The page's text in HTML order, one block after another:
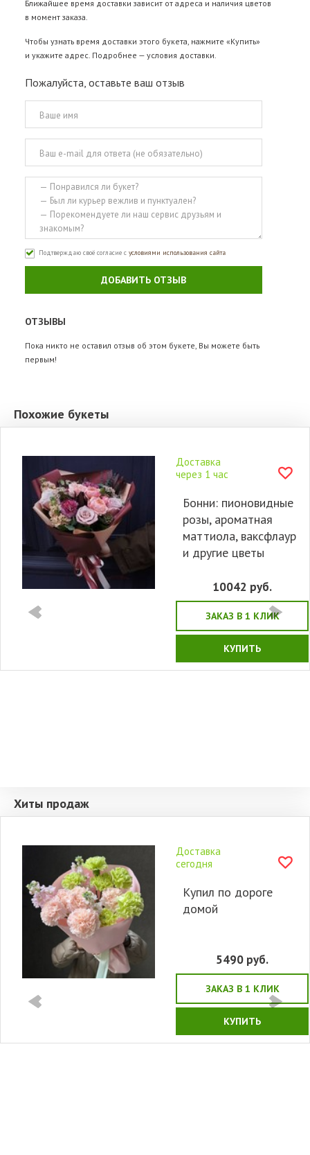
Ближайшее время доставки зависит от адреса и наличия цветов
в момент заказа.
Чтобы узнать время доставки этого букета, нажмите «Купить»
и укажите адрес. Подробнее — условия доставки.
Пожалуйста, оставьте ваш отзыв
Подтверждаю своё согласие с условиями использования сайта
ДОБАВИТЬ ОТЗЫВ
ОТЗЫВЫ
Пока никто не оставил отзыв об этом букете, Вы можете быть
первым!
Похожие букеты
Доставка
через 1 час
Бонни: пионовидные
розы, ароматная
маттиола, ваксфлаур
и другие цветы
10042 руб.
ЗАКАЗ В 1 КЛИК
КУПИТЬ
Хиты продаж
Доставка
сегодня
Купил по дороге
домой
5490 руб.
ЗАКАЗ В 1 КЛИК
КУПИТЬ